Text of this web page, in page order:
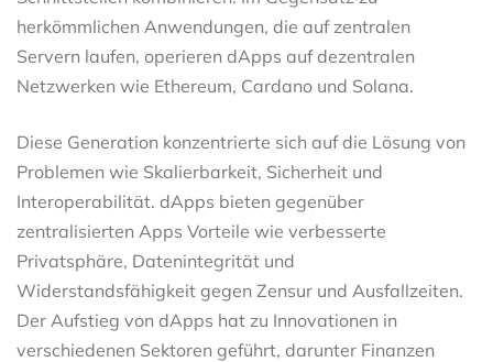
herkömmlichen Anwendungen, die auf zentralen
Servern laufen, operieren dApps auf dezentralen
Netzwerken wie Ethereum, Cardano und Solana.
Diese Generation konzentrierte sich auf die Lösung von
Problemen wie Skalierbarkeit, Sicherheit und
Interoperabilität. dApps bieten gegenüber
zentralisierten Apps Vorteile wie verbesserte
Privatsphäre, Datenintegrität und
Widerstandsfähigkeit gegen Zensur und Ausfallzeiten.
Der Aufstieg von dApps hat zu Innovationen in
verschiedenen Sektoren geführt, darunter Finanzen